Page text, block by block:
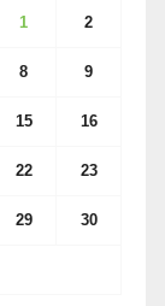
1 2
8 9
15 16
22 23
29 30